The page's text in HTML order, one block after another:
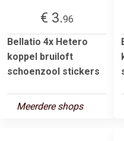
€ 3.96
Bellatio 4x Hetero
koppel bruiloft
schoenzool stickers
Meerdere shops